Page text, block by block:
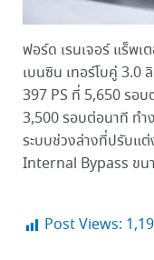
ฟอร์ด เรนเจอร์ แร็พเ
เบนซิน เทอร์โบคู่ 3.0
397 PS ที่ 5,650 รอ
3,500 รอบต่อนาที ท
ระบบช่วงล่างที่ปรับแ
Internal Bypass ขน
Post Views: